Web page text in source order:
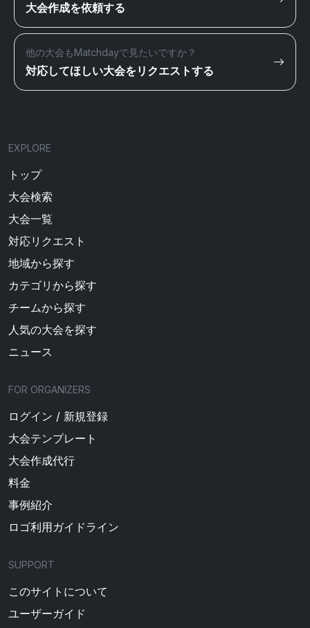
大会作成を依頼する
他の大会もMatchdayで見たいですか？
対応してほしい大会をリクエストする
EXPLORE
トップ
大会検索
大会一覧
対応リクエスト
地域から探す
カテゴリから探す
チームから探す
人気の大会を探す
ニュース
FOR ORGANIZERS
ログイン / 新規登録
大会テンプレート
大会作成代行
料金
事例紹介
ロゴ利用ガイドライン
SUPPORT
このサイトについて
ユーザーガイド